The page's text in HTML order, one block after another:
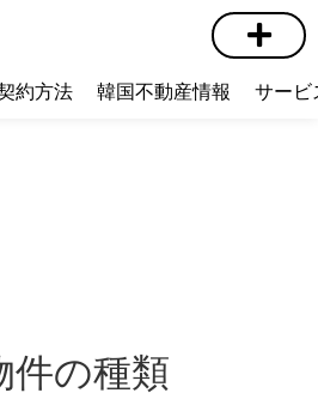
約方法 韓国不動産情報 サービ
件の種類